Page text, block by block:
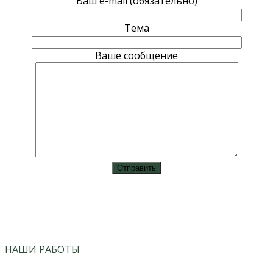
Тема
Ваше сообщение
НАШИ РАБОТЫ